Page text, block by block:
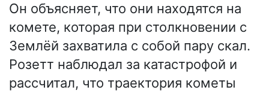
Он объясняет, что они находятся на
комете, которая при столкновении с
Землёй захватила с собой пару скал.
Розетт наблюдал за катастрофой и
рассчитал, что траектория кометы